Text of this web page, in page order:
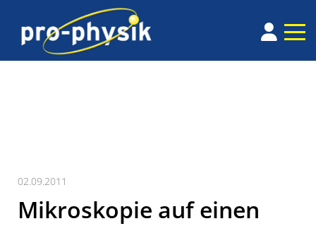
02.09.2011
Mikroskopie auf einen